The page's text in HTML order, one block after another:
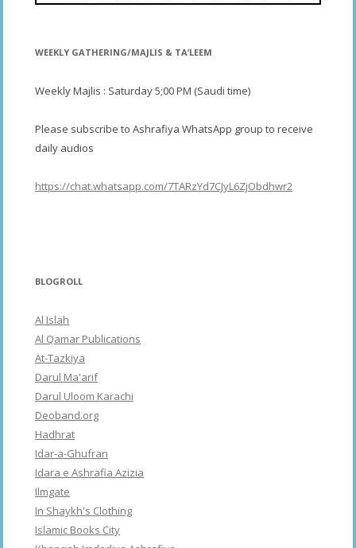
WEEKLY GATHERING/MAJLIS & TA’LEEM
Weekly Majlis : Saturday 5;00 PM (Saudi time)
Please subscribe to Ashrafiya WhatsApp group to receive
daily audios
https://chat.whatsapp.com/7TARzYd7CJyL6ZjObdhwr2
BLOGROLL
Al Islah
Al Qamar Publications
At-Tazkiya
Darul Ma'arif
Darul Uloom Karachi
Deoband.org
Hadhrat
Idar-a-Ghufran
Idara e Ashrafia Azizia
Ilmgate
In Shaykh's Clothing
Islamic Books City